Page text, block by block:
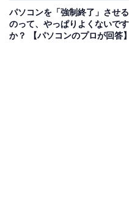
パソコンを「強制終了」させる
のって、やっぱりよくないです
か？ 【パソコンのプロが回答】